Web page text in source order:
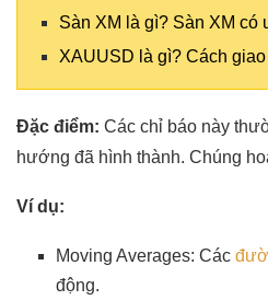
Sàn XM là gì? Sàn XM có
XAUUSD là gì? Cách
Đặc điểm: Các chỉ báo này
hướng đã hình thành. Chúng
Ví dụ:
Moving Averages: Các
động.